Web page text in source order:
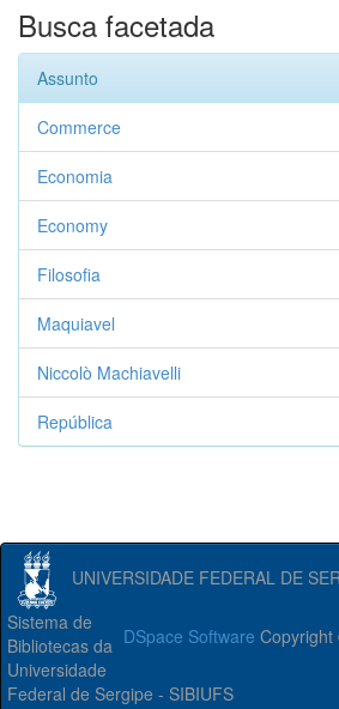
Busca facetada
Assunto
Commerce
Economia
Economy
Filosofia
Maquiavel
Niccolò Machiavelli
República
UNIVERSIDADE FEDERAL DE
DSpace Software
Sistema de
Bibliotecas da
Universidade
Federal de Sergipe - SIBIUFS